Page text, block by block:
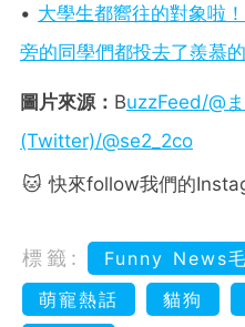
• 大學生都嚮往的對象啦
旁的同學們都投去了羨慕
圖片來源： BuzzFeed/@
(Twitter)/@se2_2co
🐱 快來follow我們的
標籤: Funny News
萌寵熱話
貓狗